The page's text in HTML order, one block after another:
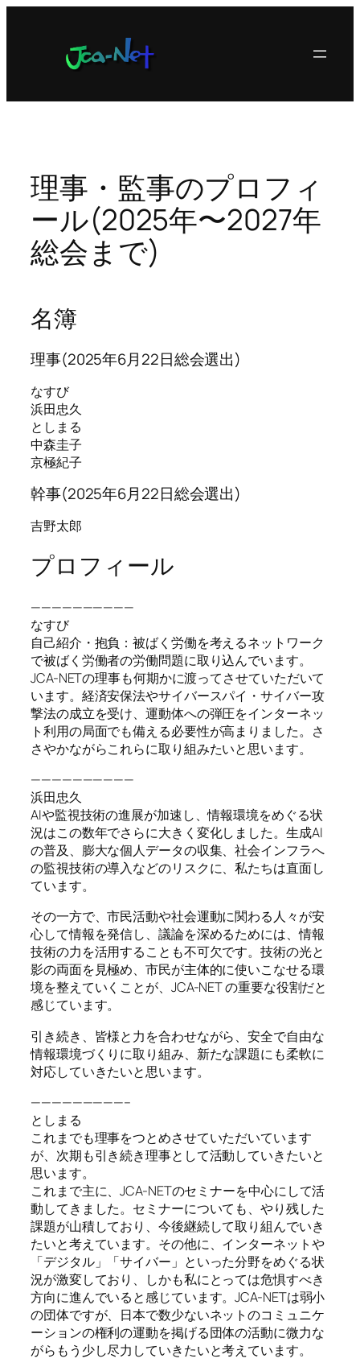
ッ
理事・監事のプロフィ
ール(2025年〜2027年
総会まで)
名簿
理事(2025年6月22日総会選出)
なすび
浜田忠久
としまる
中森圭子
京極紀子
幹事(2025年6月22日総会選出)
吉野太郎
プロフィール
——————————
なすび
自己紹介・抱負：被ばく労働を考えるネットワーク
で被ばく労働者の労働問題に取り込んでいます。
JCA-NETの理事も何期かに渡ってさせていただいて
います。経済安保法やサイバースパイ・サイバー攻
撃法の成立を受け、運動体への弾圧をインターネッ
ト利用の局面でも備える必要性が高まりました。さ
さやかながらこれらに取り組みたいと思います。
——————————
浜田忠久
AIや監視技術の進展が加速し、情報環境をめぐる状
況はこの数年でさらに大きく変化しました。生成AI
の普及、膨大な個人データの収集、社会インフラへ
の監視技術の導入などのリスクに、私たちは直面し
ています。
その一方で、市民活動や社会運動に関わる人々が安
心して情報を発信し、議論を深めるためには、情報
技術の力を活用することも不可欠です。技術の光と
影の両面を見極め、市民が主体的に使いこなせる環
境を整えていくことが、JCA-NET の重要な役割だと
感じています。
引き続き、皆様と力を合わせながら、安全で自由な
情報環境づくりに取り組み、新たな課題にも柔軟に
対応していきたいと思います。
—————————–
としまる
これまでも理事をつとめさせていただいています
が、次期も引き続き理事として活動していきたいと
思います。
これまで主に、JCA-NETのセミナーを中心にして活
動してきました。セミナーについても、やり残した
課題が山積しており、今後継続して取り組んでいき
たいと考えています。その他に、インターネットや
「デジタル」「サイバー」といった分野をめぐる状
況が激変しており、しかも私にとっては危惧すべき
方向に進んでいると感じています。JCA-NETは弱小
の団体ですが、日本で数少ないネットのコミュニケ
ーションの権利の運動を掲げる団体の活動に微力な
がらもう少し尽力していきたいと考えています。